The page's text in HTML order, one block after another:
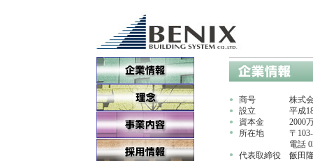
● 商号 株式
● 設立 平成
● 資本金 2000
● 所在地
〒
電話
● 代表取締役 飯田